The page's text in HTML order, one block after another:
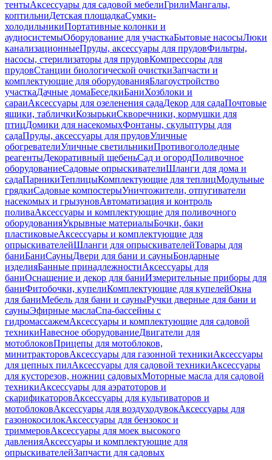
тентыАксессуары для садовой мебелиГрилиМангалы,
коптильниДетская площадкаСумки-
холодильникиПортативные колонки и
аудиосистемыОборудование для участкаБытовые насосыЛюки
канализационныеПруды, аксессуары для прудовФильтры,
насосы, стерилизаторы для прудовКомпрессоры для
прудовСтанции биологической очисткиЗапчасти и
комплектующие для оборудованияБлагоустройство
участкаДачные домаБеседкиБаниХозблоки и
сараиАксессуары для озеленения садаДекор для садаПочтовые
ящики, табличкиКозырькиСкворечники, кормушки для
птицДомики для насекомыхФонтаны, скульптуры для
садаПруды, аксессуары для прудовУличные
обогревателиУличные светильникиПротивогололедные
реагентыДекоративный щебеньСад и огородПоливочное
оборудованиеСадовые опрыскивателиШланги для дома и
садаПарникиТеплицыКомплектующие для теплицМодульные
грядкиСадовые компостерыУничтожители, отпугиватели
насекомых и грызуновАвтоматизация и контроль
поливаАксессуары и комплектующие для поливочного
оборудованияУкрывные материалыБочки, баки
пластиковыеАксессуары и комплектующие для
опрыскивателейШланги для опрыскивателейТовары для
баниБаниСауныДвери для бани и сауныБондарные
изделияБанные принадлежностиАксессуары для
баниОснащение и декор для баниИзмерительные приборы для
баниФитобочки, купелиКомплектующие для купелейОкна
для баниМебель для бани и сауныРучки дверные для бани и
сауныЭфирные маслаСпа-бассейны с
гидромассажемАксессуары и комплектующие для садовой
техникиНавесное оборудованиеДвигатели для
мотоблоковПрицепы для мотоблоков,
минитракторовАксессуары для газонной техникиАксессуары
для цепных пилАксессуары для садовой техникиАксессуары
для кусторезов, ножниц садовыхМоторные масла для садовой
техникиАксессуары для аэратоторов и
скарификаторовАксессуары для культиваторов и
мотоблоковАксессуары для воздуходувокАксессуары для
газонокосилокАксессуары для бензокос и
триммеровАксессуары для моек высокого
давленияАксессуары и комплектующие для
опрыскивателейЗапчасти для садовых